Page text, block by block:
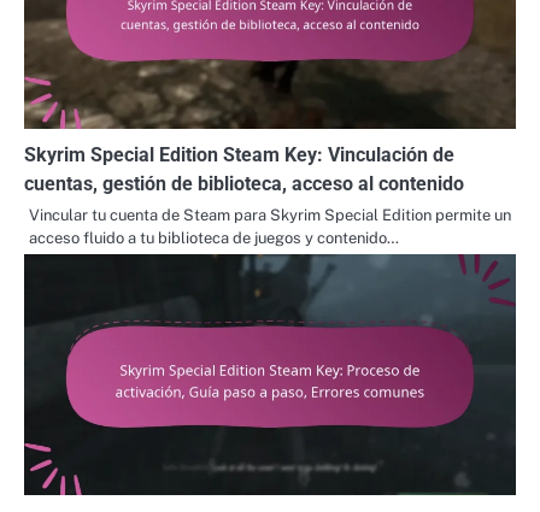
Skyrim Special Edition Steam Key: Vinculación de
cuentas, gestión de biblioteca, acceso al contenido
Vincular tu cuenta de Steam para Skyrim Special Edition permite un
acceso fluido a tu biblioteca de juegos y contenido…